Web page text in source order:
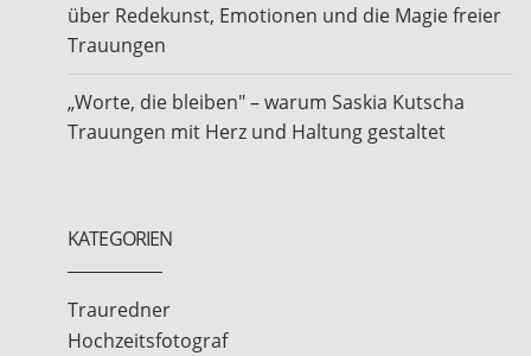
über Redekunst, Emotionen und die Magie freier
Trauungen
„Worte, die bleiben" – warum Saskia Kutscha
Trauungen mit Herz und Haltung gestaltet
KATEGORIEN
Trauredner
Hochzeitsfotograf